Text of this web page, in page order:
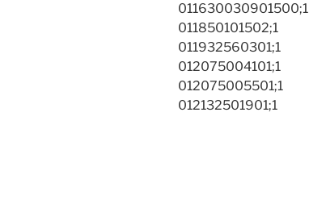
011630030901500;1
011850101502;1
011932560301;1
012075004101;1
012075005501;1
012132501901;1